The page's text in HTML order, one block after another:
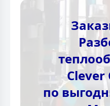
Clever
по